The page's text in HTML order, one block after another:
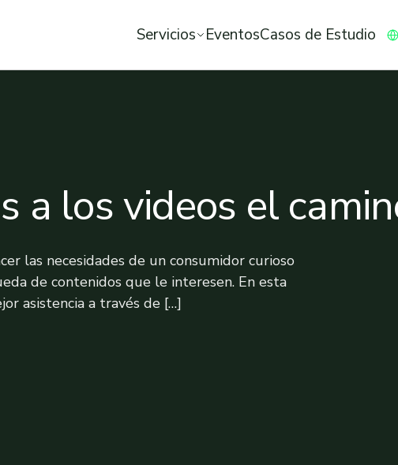
Servicios EventosCasos de Estudio
a los videos el
las necesidades de un consumidor curioso
de contenidos que le interesen. En esta
asistencia a través de […]